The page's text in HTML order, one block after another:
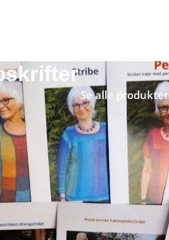
Se alle produkter